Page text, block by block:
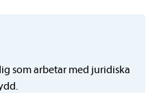
som arbetar med juridiska